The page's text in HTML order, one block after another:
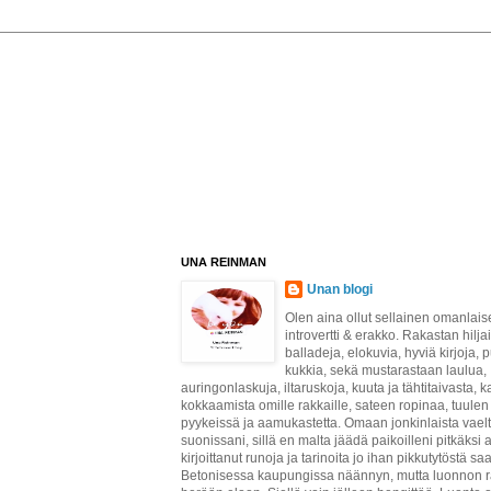
UNA REINMAN
Unan blogi
Olen aina ollut sellainen
introvertti & erakko. Rakastan
balladeja, elokuvia, hyviä kirjoja,
kukkia, sekä mustarastaan laulua,
auringonlaskuja, iltaruskoja, kuuta ja tähtitaivasta,
kokkaamista omille rakkaille, sateen ropinaa,
pyykeissä ja aamukastetta. Omaan jonkinlaista
suonissani, sillä en malta jäädä paikoilleni pitkäksi
kirjoittanut runoja ja tarinoita jo ihan pikkutytöstä
Betonisessa kaupungissa näännyn, mutta luonnon